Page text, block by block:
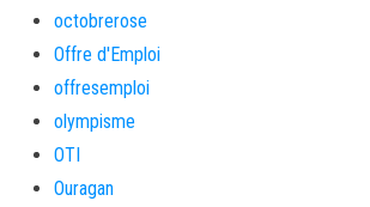
octobrerose
Offre d'Emploi
offresemploi
olympisme
OTI
Ouragan